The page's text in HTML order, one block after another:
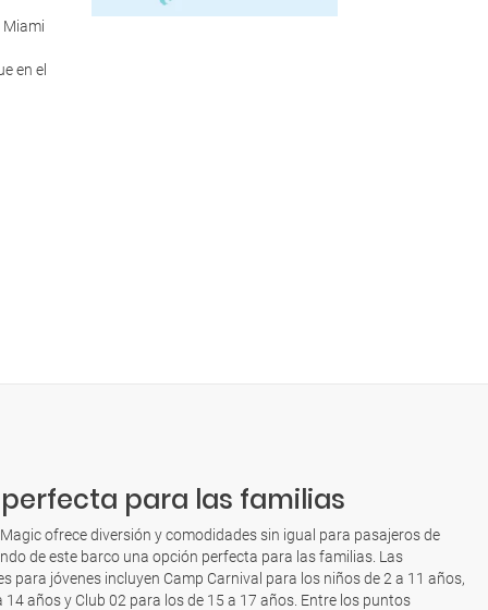
Miami
en el
para las familias
ofrece diversión y comodidades sin igual para pasajeros de
de este barco una opción perfecta para las familias. Las
para jóvenes incluyen Camp Carnival para los niños de 2 a 11 años,
14 años y Club 02 para los de 15 a 17 años. Entre los puntos